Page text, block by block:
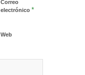
Correo
electrónico *
Web